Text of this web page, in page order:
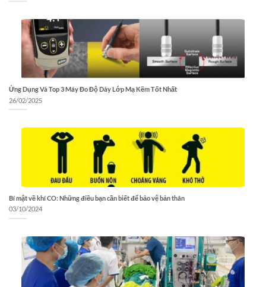
Ứng Dụng Và Top 3 Máy Đo Độ Dày Lớp Mạ Kẽm Tốt Nhất
26/02/2025
Bí mật về khí CO: Những điều bạn cần biết để bảo vệ bản thân
03/10/2024